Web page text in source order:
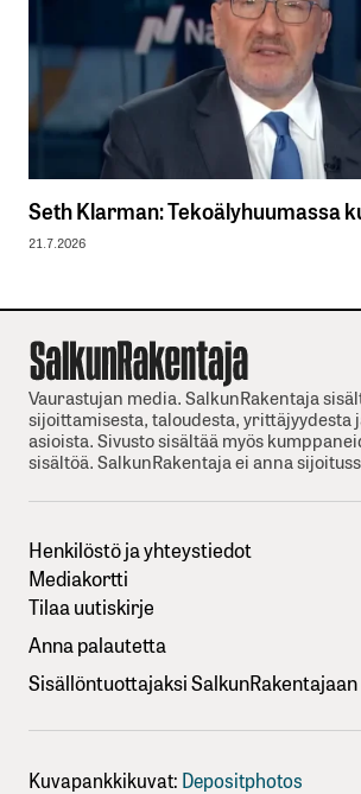
Seth Klarman: Tekoälyhuumassa
21.7.2026
Vaurastujan media. SalkunRakentaja
sijoittamisesta, taloudesta, yrittäjyydesta
asioista. Sivusto sisältää myös
sisältöä. SalkunRakentaja ei anna
Henkilöstö ja yhteystiedot
Mediakortti
Tilaa uutiskirje
Anna palautetta
Sisällöntuottajaksi SalkunRakentajaan
Kuvapankkikuvat: Depositphotos